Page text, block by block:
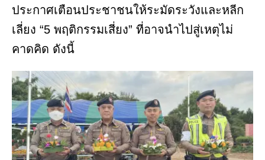
ประกาศเตือนประชาชนให้ระมัดระวังและหลีก
เลี่ยง “5 พฤติกรรมเสี่ยง” ที่อาจนำไปสู่เหตุไม่
คาดคิด ดังนี้